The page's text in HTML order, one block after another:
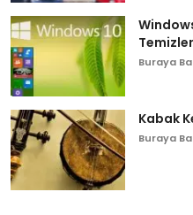
Buraya
Kabak
Buraya